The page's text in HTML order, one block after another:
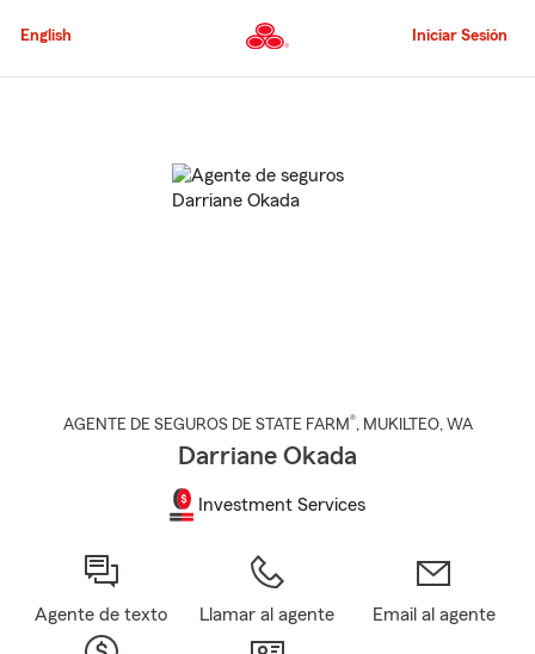
al
principal
English Iniciar Sesión
AGENTE DE SEGUROS DE STATE FARM®, MUKILTEO, WA
Darriane Okada
Investment Services
Agente de texto Llamar al agente Email al agente